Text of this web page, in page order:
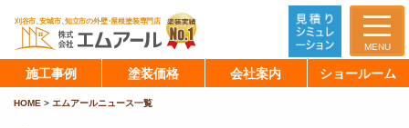
MENU
施工事例 塗装価格 会社案内 ショールーム
HOME > エムアールニュース一覧